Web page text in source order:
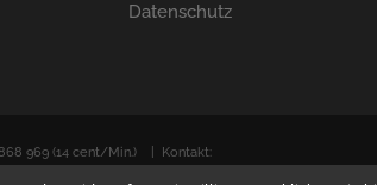
Datenschutz
969 (14 cent/Min.) | Kontakt: